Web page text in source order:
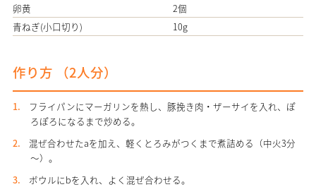
卵黄
2個
青ねぎ(小口切り)
10g
作り方 （2人分）
フライパンにマーガリンを熱し、豚挽き肉・ザーサイを入れ、ぽ
ろぽろになるまで炒める。
混ぜ合わせたaを加え、軽くとろみがつくまで煮詰める（中火3分
～）。
ボウルにbを入れ、よく混ぜ合わせる。